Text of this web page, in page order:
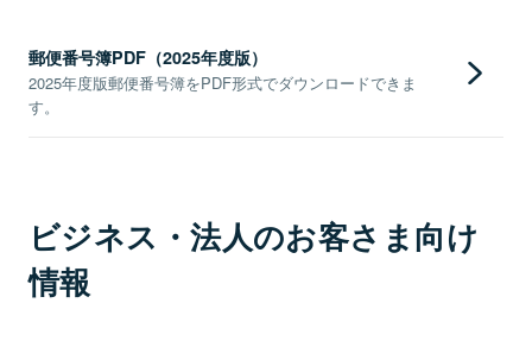
郵便番号簿PDF（2025年度版）
2025年度版郵便番号簿をPDF形式でダウンロードできま
す。
ビジネス・法人のお客さま向け
情報